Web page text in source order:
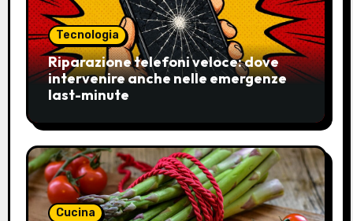
Tecnologia
Riparazione telefoni veloce: dove
intervenire anche nelle emergenze
last-minute
Cucina